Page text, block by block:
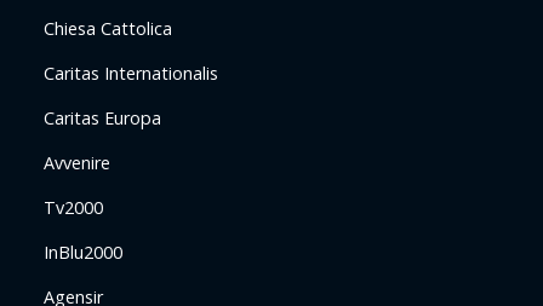
Chiesa Cattolica
Caritas Internationalis
Caritas Europa
Avvenire
Tv2000
InBlu2000
Agensir